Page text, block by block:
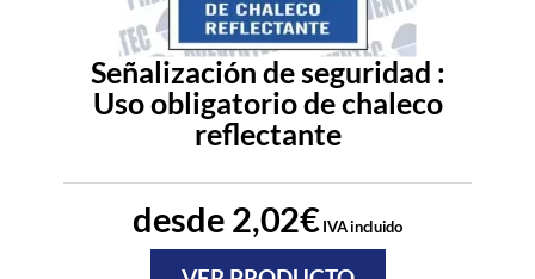
Señalización de seguridad :
Uso obligatorio de chaleco
reflectante
desde 2,02€IVA incluido